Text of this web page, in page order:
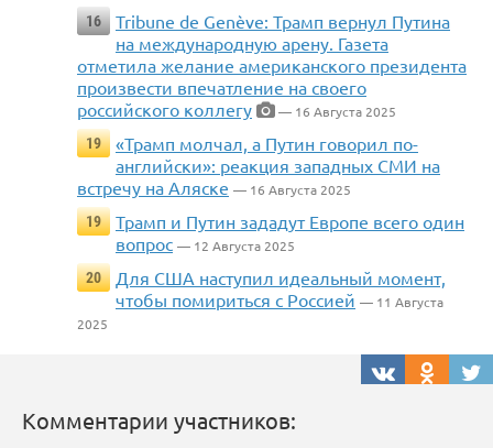
16
Tribune de Genève: Трамп вернул Путина
на международную арену. Газета
отметила желание американского президента
произвести впечатление на своего
российского коллегу
— 16 Августа 2025
19
«Трамп молчал, а Путин говорил по-
английски»: реакция западных СМИ на
встречу на Аляске — 16 Августа 2025
19
Трамп и Путин зададут Европе всего один
вопрос — 12 Августа 2025
20
Для США наступил идеальный момент,
чтобы помириться с Россией — 11 Августа
2025
Комментарии участников: